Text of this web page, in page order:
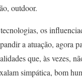
outdoor.
os
a atuação, agora
que, às vezes,
simpática, bom